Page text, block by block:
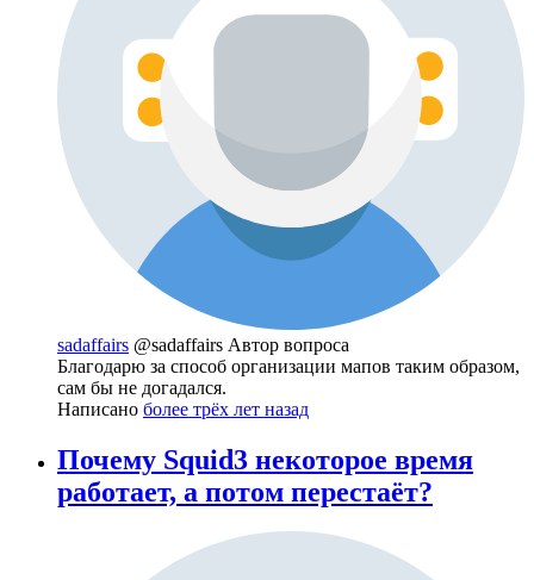
sadaffairs @sadaffairs Автор вопроса
Благодарю за способ организации мапов таким образом,
сам бы не догадался.
Написано более трёх лет назад
Почему Squid3 некоторое время
работает, а потом перестаёт?